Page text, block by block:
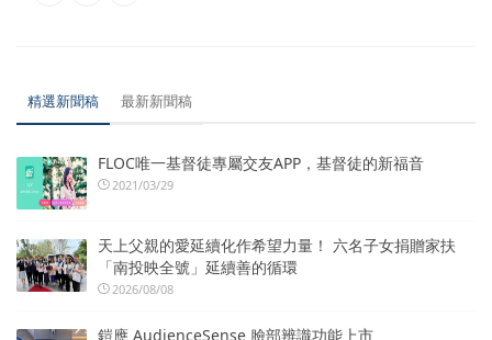
精選新聞稿 最新新聞稿
FLOC唯一基督徒專屬交友APP，基督徒的新福音
2021/03/29
天上父親的愛延續化作希望力量！ 六名子女捐贈家扶
「南投映全號」延續善的循環
2026/08/08
鎧應 AudienceSense 臉部辨識功能上市